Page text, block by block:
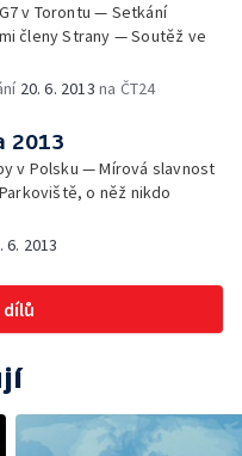
v Torontu — Setkání
členy Strany — Soutěž ve
20. 6. 2013 na ČT24
2013
v Polsku — Mírová slavnost
o něž nikdo
6. 2013
dílů